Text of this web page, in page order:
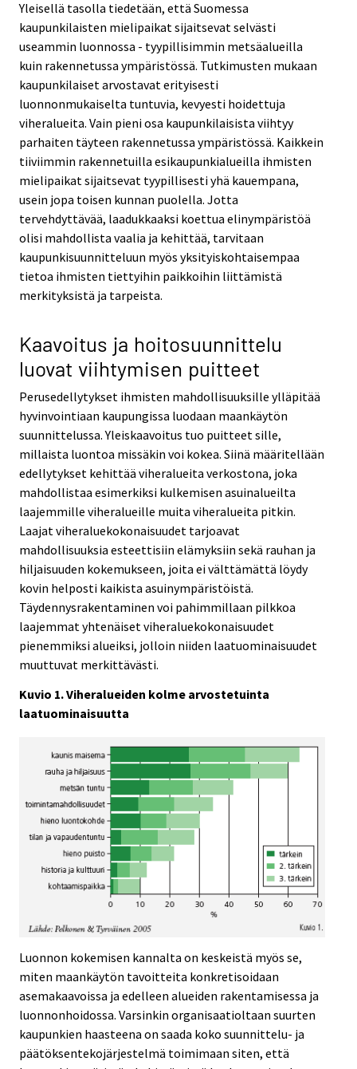
Yleisellä tasolla tiedetään, että Suomessa
kaupunkilaisten mielipaikat sijaitsevat selvästi
useammin luonnossa - tyypillisimmin metsäalueilla
kuin rakennetussa ympäristössä. Tutkimusten mukaan
kaupunkilaiset arvostavat erityisesti
luonnonmukaiselta tuntuvia, kevyesti hoidettuja
viheralueita. Vain pieni osa kaupunkilaisista viihtyy
parhaiten täyteen rakennetussa ympäristössä. Kaikkein
tiiviimmin rakennetuilla esikaupunkialueilla ihmisten
mielipaikat sijaitsevat tyypillisesti yhä kauempana,
usein jopa toisen kunnan puolella. Jotta
tervehdyttävää, laadukkaaksi koettua elinympäristöä
olisi mahdollista vaalia ja kehittää, tarvitaan
kaupunkisuunnitteluun myös yksityiskohtaisempaa
tietoa ihmisten tiettyihin paikkoihin liittämistä
merkityksistä ja tarpeista.
Kaavoitus ja hoitosuunnittelu
luovat viihtymisen puitteet
Perusedellytykset ihmisten mahdollisuuksille ylläpitää
hyvinvointiaan kaupungissa luodaan maankäytön
suunnittelussa. Yleiskaavoitus tuo puitteet sille,
millaista luontoa missäkin voi kokea. Siinä määritellään
edellytykset kehittää viheralueita verkostona, joka
mahdollistaa esimerkiksi kulkemisen asuinalueilta
laajemmille viheralueille muita viheralueita pitkin.
Laajat viheraluekokonaisuudet tarjoavat
mahdollisuuksia esteettisiin elämyksiin sekä rauhan ja
hiljaisuuden kokemukseen, joita ei välttämättä löydy
kovin helposti kaikista asuinympäristöistä.
Täydennysrakentaminen voi pahimmillaan pilkkoa
laajemmat yhtenäiset viheraluekokonaisuudet
pienemmiksi alueiksi, jolloin niiden laatuominaisuudet
muuttuvat merkittävästi.
Kuvio 1. Viheralueiden kolme arvostetuinta
laatuominaisuutta
Luonnon kokemisen kannalta on keskeistä myös se,
miten maankäytön tavoitteita konkretisoidaan
asemakaavoissa ja edelleen alueiden rakentamisessa ja
luonnonhoidossa. Varsinkin organisaatioltaan suurten
kaupunkien haasteena on saada koko suunnittelu- ja
päätöksentekojärjestelmä toimimaan siten, että